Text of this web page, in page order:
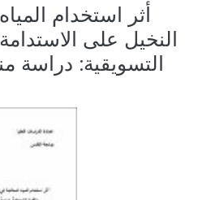
أثر استخدام
النخيل على الاستدامة
التسويقية: دراسة